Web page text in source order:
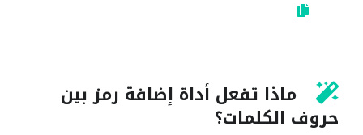
ماذا تفعل أداة إضافة رمز بين
حروف الكلمات؟